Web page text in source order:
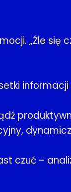
„Źle się
informacji
czuć –